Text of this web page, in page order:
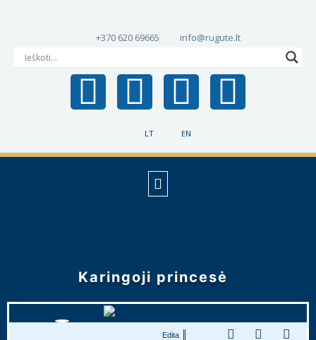
LT EN
+370 620 69665 info@rugute.lt
Karingoji princesė
Edita